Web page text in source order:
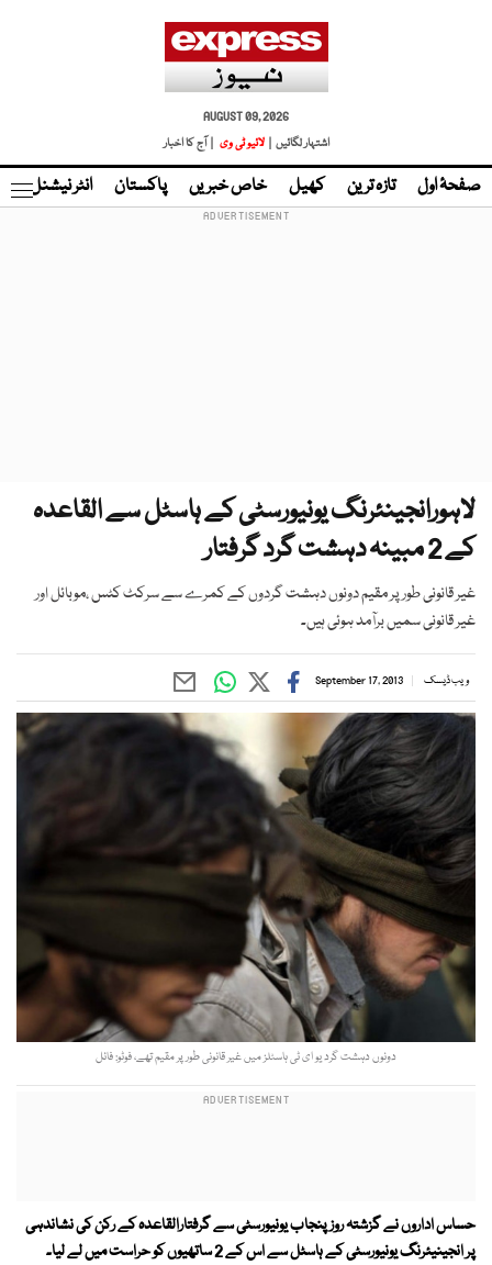
AUGUST 09, 2026
اشتہار لگائیں |
لائیو ٹی وی | آج کا اخبار
صفحۂ اول تازہ ترین کھیل خاص خبریں پاکستان انٹر نیشنل
لاہورانجینئرنگ یونیورسٹی کے ہاسٹل سے القاعدہ
کے 2 مبینہ دہشت گرد گرفتار
غیر قانونی طور پر مقیم دونوں دہشت گردوں کے کمرے سے سرکٹ کٹس ،موبائل اور
غیر قانونی سمیں برآمد ہوئی ہیں۔
ویب ڈیسک September 17, 2013
دونوں دہشت گرد یو ای ٹی ہاسٹلز میں غیر قانونی طور پر مقیم تھے، فوٹو: فائل
حساس اداروں نے گزشتہ روز پنجاب یونیورسٹی سے گرفتارالقاعدہ کے رکن کی نشاندہی
پر انجینیئرنگ یونیورسٹی کے ہاسٹل سے اس کے 2 ساتھیوں کو حراست میں لے لیا۔